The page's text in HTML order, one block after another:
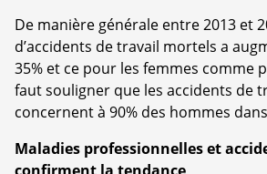
De manière générale entre 2013 et
d’accidents de travail mortels a
35% et ce pour les femmes comme
faut souligner que les accidents de
concernent à 90% des hommes
Maladies professionnelles et